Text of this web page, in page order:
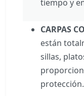
tiempo y
CARPAS
están
sillas,
protección.